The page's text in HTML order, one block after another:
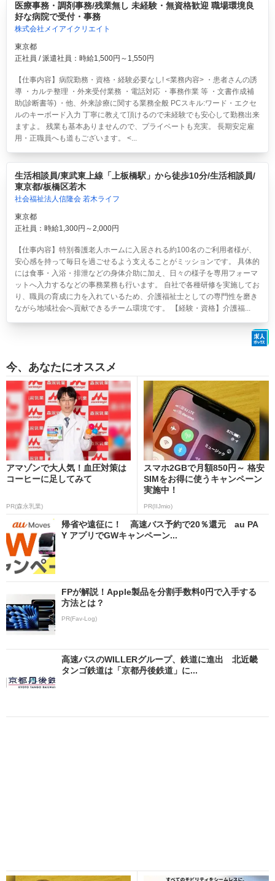
医療事務・調剤事務/残業無し 未経験・無資格歓迎 職場環境良
好な病院で受付・事務
株式会社メイアイクリエイト
東京都
正社員 / 派遣社員：時給1,500円～1,550円
【仕事内容】病院勤務・資格・経験必要なし! <業務内容> ・患者さんの誘
導 ・カルテ整理 ・外来受付業務 ・電話対応 ・事務作業 等 ・文書作成補
助(診断書等) ・他、外来診療に関する業務全般 PCスキル:ワード・エクセ
ルのキーボード入力 丁寧に教えて頂けるので未経験でも安心して勤務出来
ますよ。 残業も基本ありませんので、プライベートも充実。 長期安定雇
用・正職員へも道もございます。 <...
生活相談員/東武東上線「上板橋駅」から徒歩10分/生活相談員/
東京都/板橋区若木
社会福祉法人信隆会 若木ライフ
東京都
正社員：時給1,300円～2,000円
【仕事内容】特別養護老人ホームに入居される約100名のご利用者様が、
安心感を持って毎日を過ごせるよう支えることがミッションです。 具体的
には食事・入浴・排泄などの身体介助に加え、日々の様子を専用フォーマ
ットへ入力するなどの事務業務も行います。 自社で各種研修を実施してお
り、職員の育成に力を入れているため、介護福祉士としての専門性を磨き
ながら地域社会へ貢献できるチーム環境です。 【経験・資格】介護福...
今、あなたにオススメ
アマゾンで大人気！血圧対策は
コーヒーに足してみて
PR(森永乳業)
スマホ2GBで月額850円～ 格安
SIMをお得に使うキャンペーン
実施中！
PR(IIJmio)
帰省や遠征に！ 高速バス予約で20％還元 au PA
Y アプリでGWキャンペーン...
FPが解説！Apple製品を分割手数料0円で入手する
方法とは？
PR(Fav-Log)
高速バスのWILLERグループ、鉄道に進出 北近畿
タンゴ鉄道は「京都丹後鉄道」に...